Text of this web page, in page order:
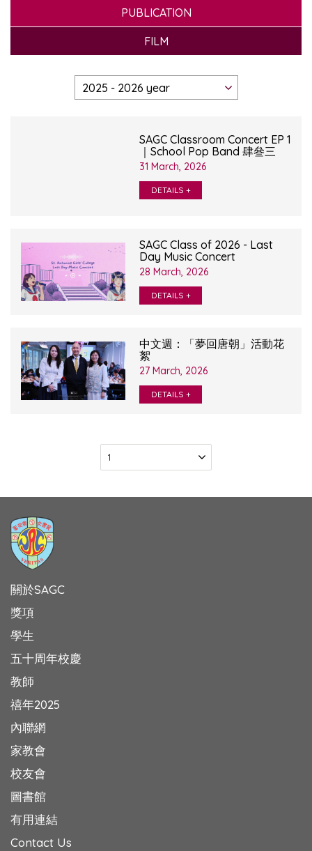
PUBLICATION
FILM
SAGC Classroom Concert EP 1
｜School Pop Band 肆叄三
31 March, 2026
DETAILS +
SAGC Class of 2026 - Last
Day Music Concert
28 March, 2026
DETAILS +
中文週：「夢回唐朝」活動花
絮
27 March, 2026
DETAILS +
關於SAGC
獎項
學生
五十周年校慶
教師
禧年2025
內聯網
家教會
校友會
圖書館
有用連結
Contact Us